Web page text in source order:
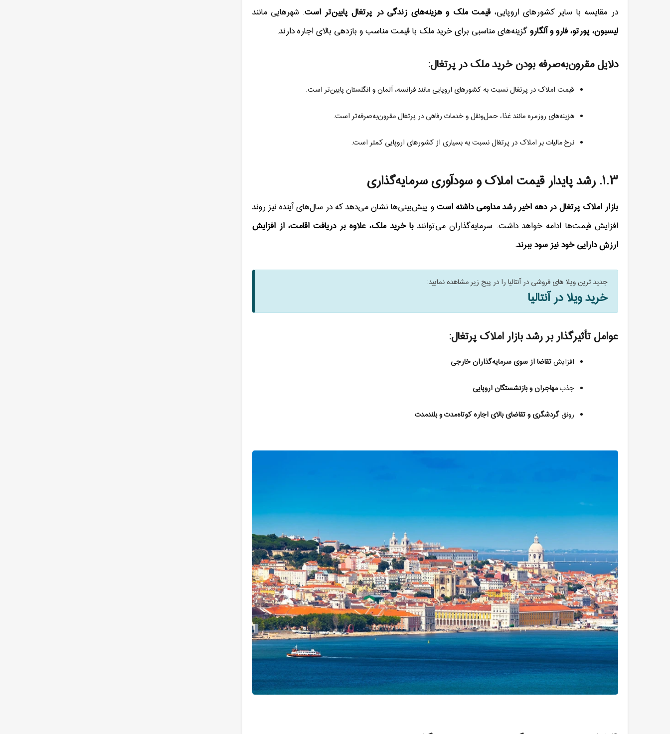
در مقایسه با سایر کشورهای اروپایی، قیمت ملک و هزینه‌های زندگی در پرتغال پایین‌تر است. شهرهایی مانند
لیسبون، پورتو، فارو و آلگاروگزینه‌های مناسبی برای خرید ملک با قیمت مناسب و بازدهی بالای اجاره دارند.
دلایل مقرون‌به‌صرفه بودن خرید ملک در پرتغال:
قیمت املاک در پرتغال نسبت به کشورهای اروپایی مانند فرانسه، آلمان و انگلستان پایین‌تر است.
هزینه‌های روزمره مانند غذا، حمل‌ونقل و خدمات رفاهی در پرتغال مقرون‌به‌صرفه‌تر است.
نرخ مالیات بر املاک در پرتغال نسبت به بسیاری از کشورهای اروپایی کمتر است.
۱.۳.رشد پایدار قیمت املاک و سودآوری سرمایه‌گذاری
بازار املاک پرتغال در دهه اخیر رشد مداومی داشته استو پیش‌بینی‌ها نشان می‌دهد که در سال‌های آینده نیز روند
افزایش قیمت‌ها ادامه خواهد داشت. سرمایه‌گذاران می‌توانندبا خرید ملک، علاوه بر دریافت اقامت، از افزایش
ارزش دارایی خود نیز سود ببرند.
جدید ترین ویلا های فروشی در آنتالیا را در پیج زیر مشاهده نمایید:
خرید ویلا در آنتالیا
عوامل تأثیرگذار بر رشد بازار املاک پرتغال:
افزایشتقاضا از سوی سرمایه‌گذاران خارجی
جذبمهاجران و بازنشستگان اروپایی
رونقگردشگری و تقاضای بالای اجاره کوتاه‌مدت و بلندمدت